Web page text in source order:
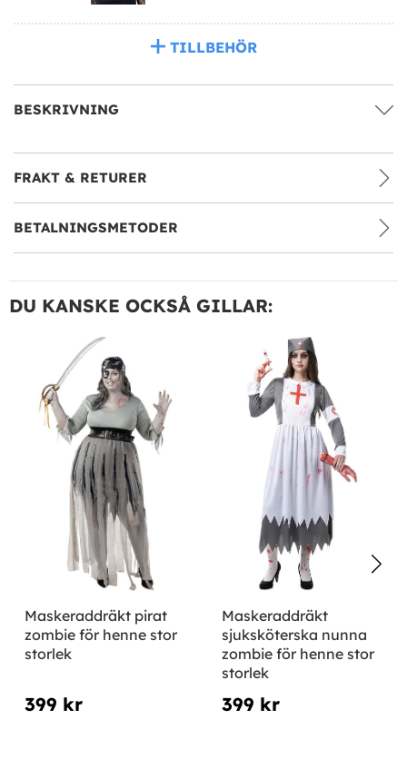
TILLBEHÖR
BESKRIVNING
FRAKT & RETURER
BETALNINGSMETODER
DU KANSKE OCKSÅ GILLAR:
Maskeraddräkt pirat
zombie för henne stor
storlek
399 kr
Maskeraddräkt
sjuksköterska nunna
zombie för henne stor
storlek
399 kr